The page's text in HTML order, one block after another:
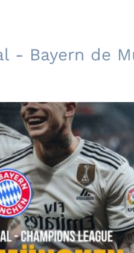
- Bayern de